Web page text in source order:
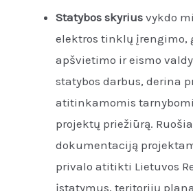
Statybos skyrius vykdo
elektros tinklų įrengimo,
apšvietimo ir eismo
statybos darbus, derina
atitinkamomis
projektų priežiūrą.
dokumentaciją
privalo atitikti Lietuvos
įstatymus, teritorijų